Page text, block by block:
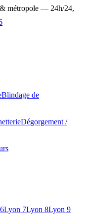
métropole — 24h/24,
Blindage de
Dégorgement /
Lyon 7Lyon 8Lyon 9